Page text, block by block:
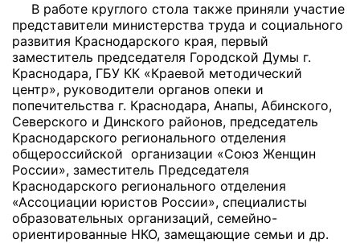
В работе круглого стола также приняли участие
представители министерства труда и социального
развития Краснодарского края, первый
заместитель председателя Городской Думы г.
Краснодара, ГБУ КК «Краевой методический
центр», руководители органов опеки и
попечительства г. Краснодара, Анапы, Абинского,
Северского и Динского районов, председатель
Краснодарского регионального отделения
общероссийской организации «Союз Женщин
России», заместитель Председателя
Краснодарского регионального отделения
«Ассоциации юристов России», специалисты
образовательных организаций, семейно-
ориентированные НКО, замещающие семьи и др.